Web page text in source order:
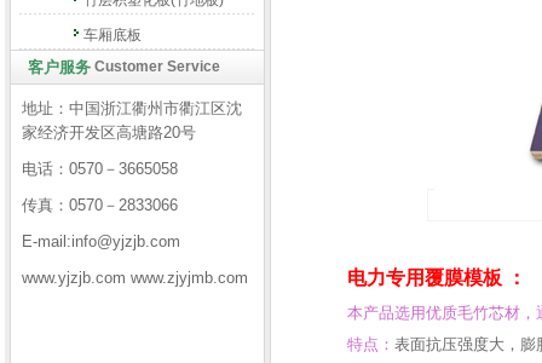
车厢底板
客户服务 Customer Service
地址：中国浙江衢州市衢江区沈
家经济开发区高塘路20号
电话：0570－3665058
传真：0570－2833066
E-mail:info@yjzjb.com
www.yjzjb.com www.zjyjmb.com
电力专用覆膜模板 ：
本产品选用优质毛竹芯材
特点： 表面抗压强度大，膨